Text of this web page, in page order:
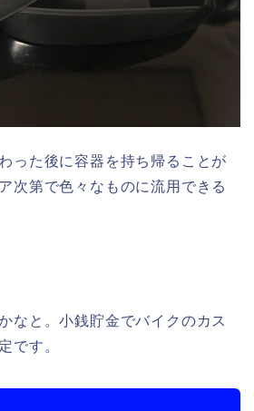
った後に容器を持ち帰ることが
次第で色々なものに流用できる
なと。小銭貯金でバイクのカス
です。